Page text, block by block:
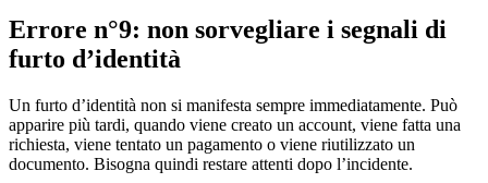
Errore n°9: non sorvegliare i segnali di
furto d’identità
Un furto d’identità non si manifesta sempre immediatamente. Può
apparire più tardi, quando viene creato un account, viene fatta una
richiesta, viene tentato un pagamento o viene riutilizzato un
documento. Bisogna quindi restare attenti dopo l’incidente.